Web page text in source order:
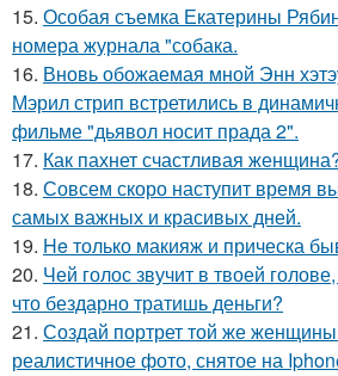
15. Особая съемка Екатерины
номера журнала "собака.
16. Вновь обожаемая мной Энн
Мэрил стрип встретились в
фильме "дьявол носит прада 2".
17. Как пахнет счастливая
18. Совсем скоро наступит время
самых важных и красивых дней.
19. He только макияж и прическа
20. Чей голос звучит в твоей
что бездарно тратишь деньги?
21. Создай портрет той же
реалистичное фото, снятое на